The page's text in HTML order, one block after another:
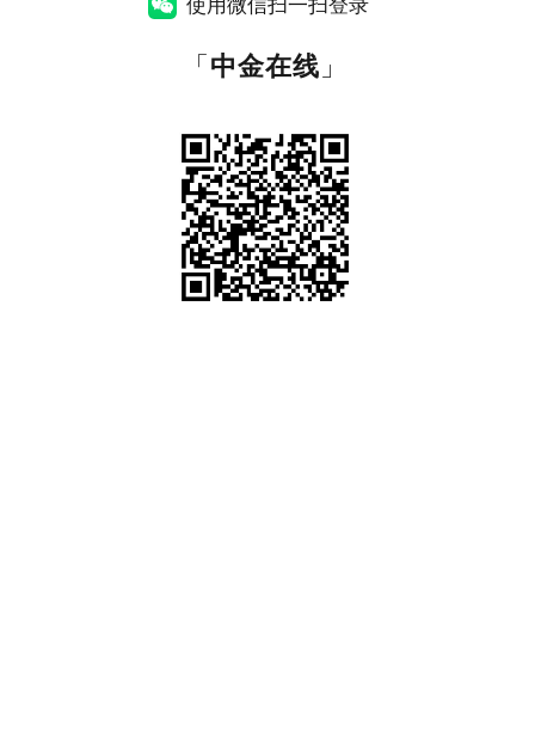
「中金在线 」